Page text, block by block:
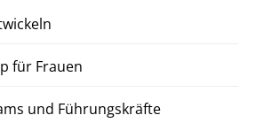
für Frauen
und Führungskräfte